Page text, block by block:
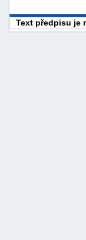
Text předpisu je